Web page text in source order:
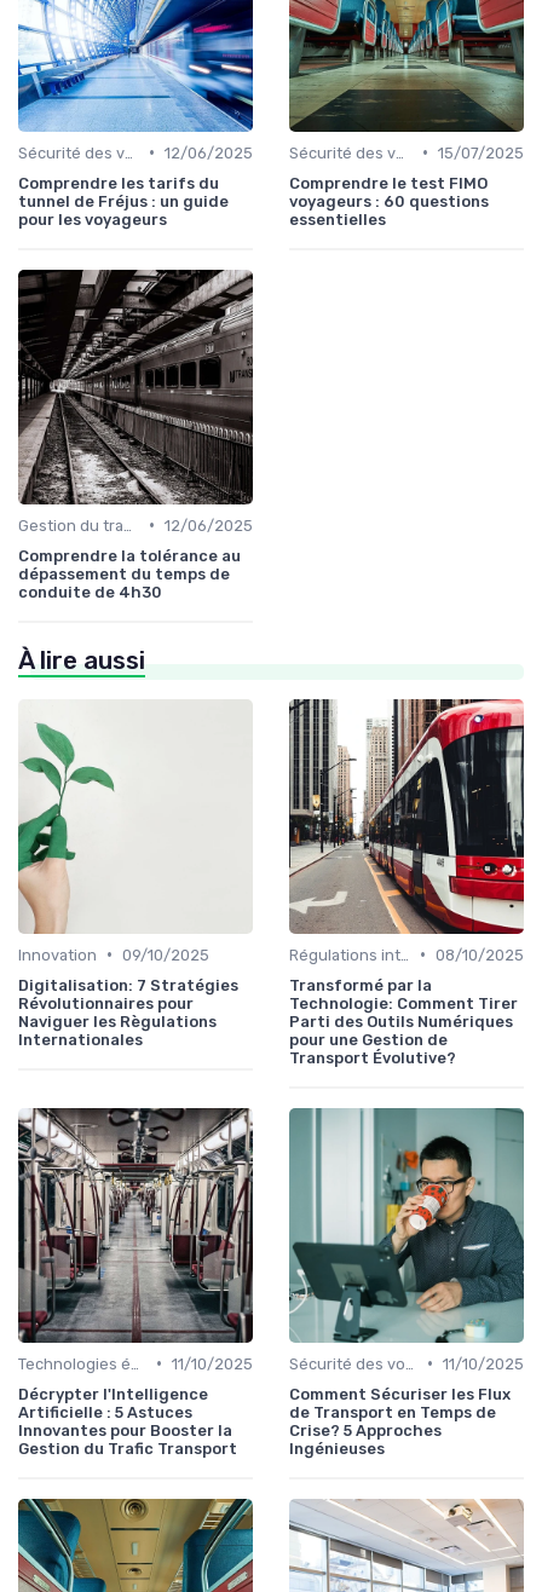
• 12/06/2025
Comprendre les tarifs du
tunnel de Fréjus : un guide
pour les voyageurs
• 15/07/2025
Comprendre le test FIMO
voyageurs : 60 questions
essentielles
• 12/06/2025
Comprendre la tolérance au
dépassement du temps de
conduite de 4h30
À lire aussi
Innovation • 09/10/2025
Digitalisation: 7 Stratégies
Révolutionnaires pour
Naviguer les Règulations
Internationales
• 08/10/2025
Transformé par la
Technologie: Comment Tirer
Parti des Outils Numériques
pour une Gestion de
Transport Évolutive?
• 11/10/2025
Décrypter l'Intelligence
Artificielle : 5 Astuces
Innovantes pour Booster la
Gestion du Trafic Transport
• 11/10/2025
Comment Sécuriser les Flux
de Transport en Temps de
Crise? 5 Approches
Ingénieuses